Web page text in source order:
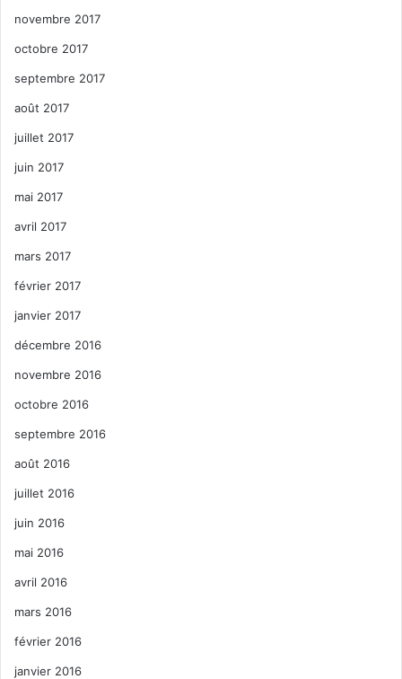
novembre 2017
octobre 2017
septembre 2017
août 2017
juillet 2017
juin 2017
mai 2017
avril 2017
mars 2017
février 2017
janvier 2017
décembre 2016
novembre 2016
octobre 2016
septembre 2016
août 2016
juillet 2016
juin 2016
mai 2016
avril 2016
mars 2016
février 2016
janvier 2016